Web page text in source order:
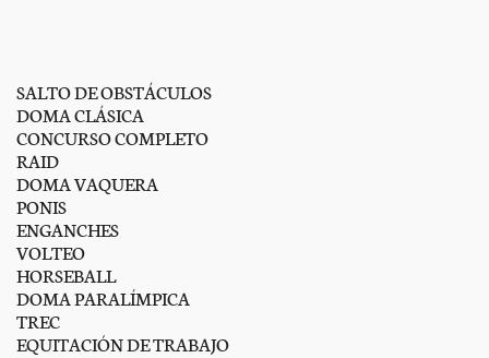
SALTO DE OBSTÁCULOS
DOMA CLÁSICA
CONCURSO COMPLETO
RAID
DOMA VAQUERA
PONIS
ENGANCHES
VOLTEO
HORSEBALL
DOMA PARALÍMPICA
TREC
EQUITACIÓN DE TRABAJO